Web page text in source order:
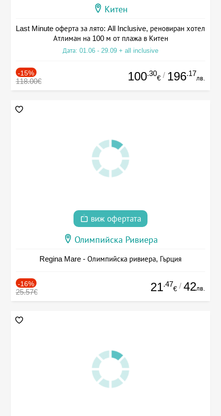
Китен
Last Minute оферта за лято: All Inclusive, реновиран хотел
Атлиман на 100 м от плажа в Китен
Дата: 01.06 - 29.09 + all inclusive
-15%
118.00€ 100.30
€ / 196.17
лв.
виж офертата
Олимпийска Ривиера
Regina Mare - Олимпийска ривиера, Гърция
-16%
25.57€ 21.47
€ / 42лв.